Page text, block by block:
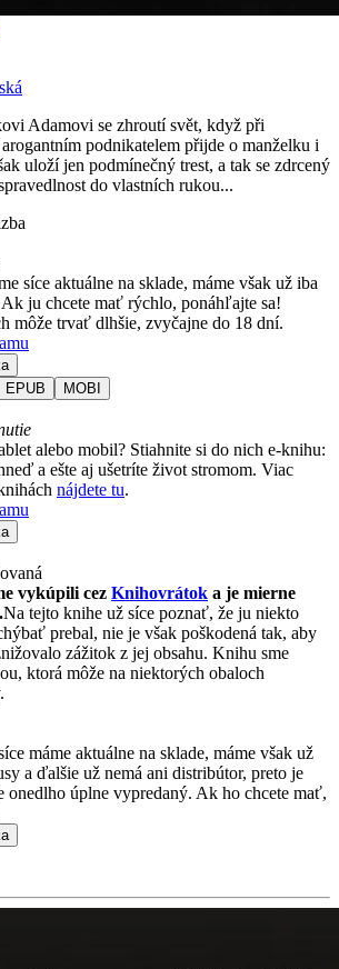
Adamovi se zhroutí svět, když při
podnikatelem přijde o manželku i
uloží jen podmínečný trest, a tak se zdrcený
do vlastních rukou...
síce aktuálne na sklade, máme však už iba
Ak ju chcete mať rýchlo, ponáhľajte sa!
môže trvať dlhšie, zvyčajne do 18 dní.
EPUB MOBI
alebo mobil? Stiahnite si do nich e-knihu:
a ešte aj ušetríte život stromom. Viac
nájdete tu.
vykúpili cez Knihovrátok a je mierne
Na tejto knihe už síce poznať, že ju niekto
prebal, nie je však poškodená tak, aby
zážitok z jej obsahu. Knihu sme
ktorá môže na niektorých obaloch
máme aktuálne na sklade, máme však už
a ďalšie už nemá ani distribútor, preto je
onedlho úplne vypredaný. Ak ho chcete mať,